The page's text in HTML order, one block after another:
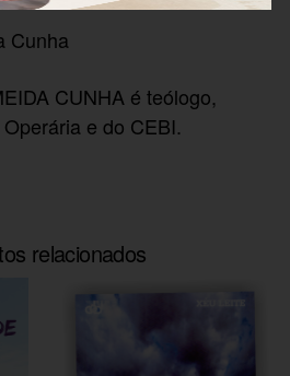
Cunha
CUNHA é teólogo,
e do CEBI.
relacionados